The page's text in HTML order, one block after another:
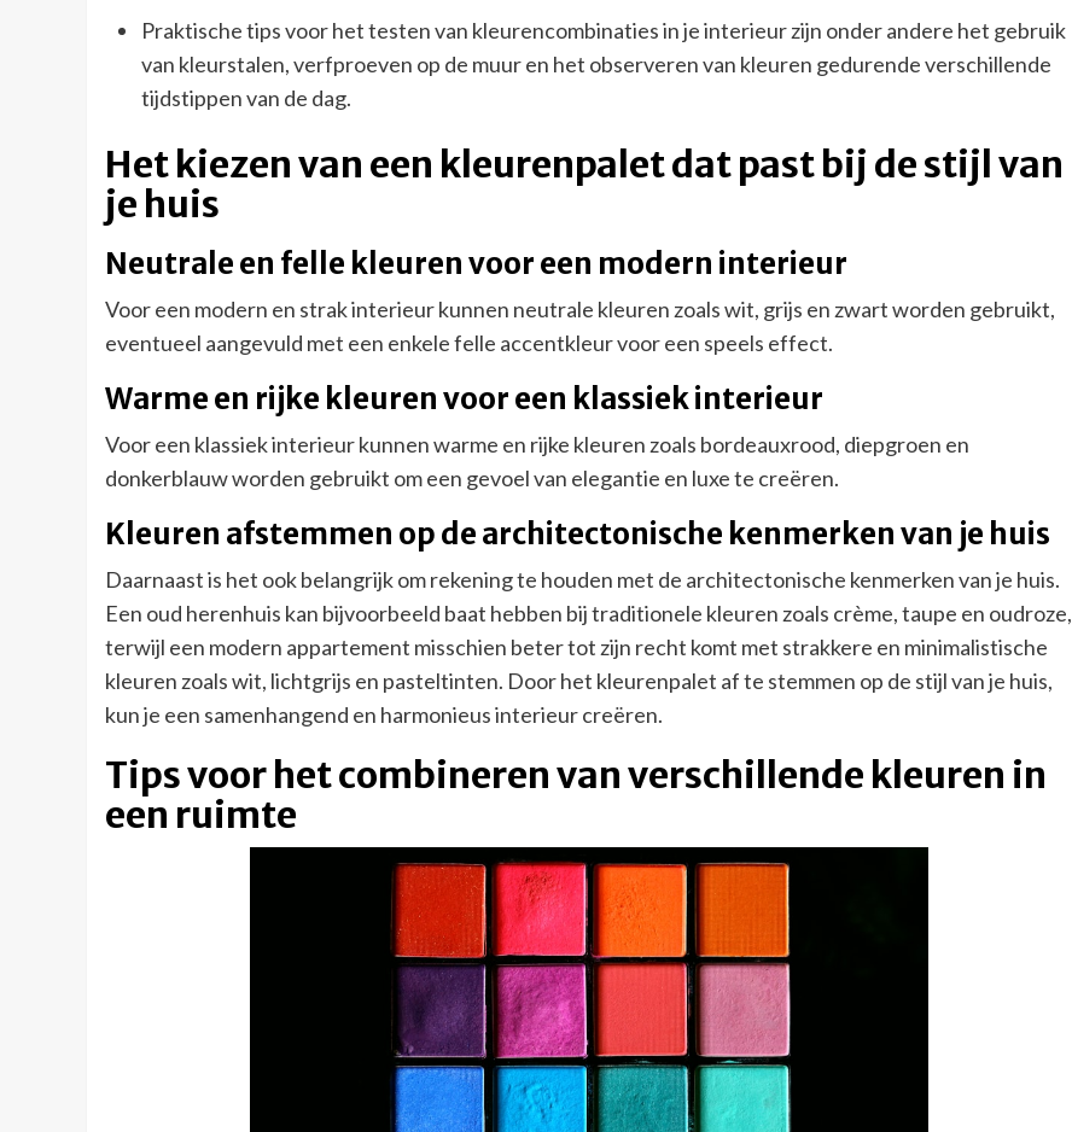
Praktische tips voor het testen van kleurencombinaties in je interieur zijn onder andere het gebruik
van kleurstalen, verfproeven op de muur en het observeren van kleuren gedurende verschillende
tijdstippen van de dag.
Het kiezen van een kleurenpalet dat past bij de stijl van
je huis
Neutrale en felle kleuren voor een modern interieur
Voor een modern en strak interieur kunnen neutrale kleuren zoals wit, grijs en zwart worden gebruikt,
eventueel aangevuld met een enkele felle accentkleur voor een speels effect.
Warme en rijke kleuren voor een klassiek interieur
Voor een klassiek interieur kunnen warme en rijke kleuren zoals bordeauxrood, diepgroen en
donkerblauw worden gebruikt om een gevoel van elegantie en luxe te creëren.
Kleuren afstemmen op de architectonische kenmerken van je huis
Daarnaast is het ook belangrijk om rekening te houden met de architectonische kenmerken van je huis.
Een oud herenhuis kan bijvoorbeeld baat hebben bij traditionele kleuren zoals crème, taupe en oudroze,
terwijl een modern appartement misschien beter tot zijn recht komt met strakkere en minimalistische
kleuren zoals wit, lichtgrijs en pasteltinten. Door het kleurenpalet af te stemmen op de stijl van je huis,
kun je een samenhangend en harmonieus interieur creëren.
Tips voor het combineren van verschillende kleuren in
een ruimte